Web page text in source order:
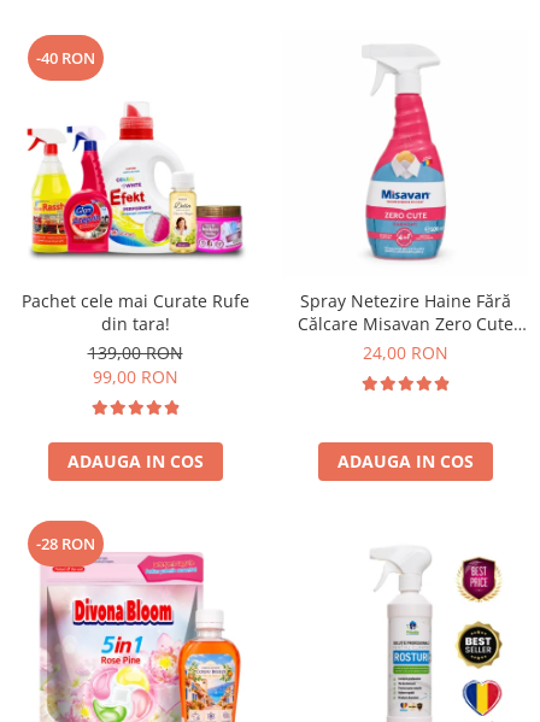
-40 RON
Pachet cele mai Curate Rufe
din tara!
139,00 RON
99,00 RON
ADAUGA IN COS
Spray Netezire Haine Fără
Călcare Misavan Zero Cute
Harmony Parfum Discret 500
24,00 RON
ADAUGA IN COS
-28 RON